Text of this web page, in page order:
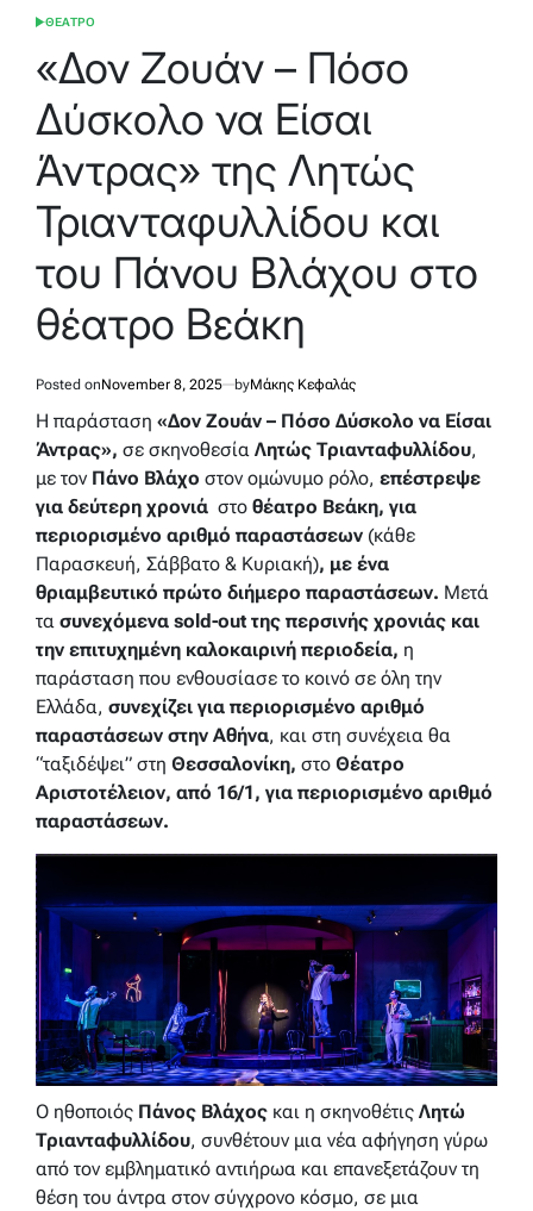
POSTED
ΘΕΑΤΡΟ
«Δον Ζουάν – Πόσο
Δύσκολο να Είσαι
Άντρας» της Λητώς
Τριανταφυλλίδου και
του Πάνου Βλάχου στο
θέατρο Βεάκη
Posted onNovember 8, 2025 byΜάκης Κεφαλάς
Η παράσταση «Δον Ζουάν – Πόσο Δύσκολο να Είσαι
Άντρας», σε σκηνοθεσία Λητώς Τριανταφυλλίδου,
με τον Πάνο Βλάχο στον ομώνυμο ρόλο, επέστρεψε
για δεύτερη χρονιά στο θέατρο Βεάκη, για
περιορισμένο αριθμό παραστάσεων (κάθε
Παρασκευή, Σάββατο & Κυριακή), με ένα
θριαμβευτικό πρώτο διήμερο παραστάσεων. Μετά
τα συνεχόμενα sold-out της περσινής χρονιάς και
την επιτυχημένη καλοκαιρινή περιοδεία, η
παράσταση που ενθουσίασε το κοινό σε όλη την
Ελλάδα, συνεχίζει για περιορισμένο αριθμό
παραστάσεων στην Αθήνα, και στη συνέχεια θα
“ταξιδέψει” στη Θεσσαλονίκη, στο Θέατρο
Αριστοτέλειον, από 16/1, για περιορισμένο αριθμό
παραστάσεων.
Ο ηθοποιός Πάνος Βλάχος και η σκηνοθέτις Λητώ
Τριανταφυλλίδου, συνθέτουν μια νέα αφήγηση γύρω
από τον εμβληματικό αντιήρωα και επανεξετάζουν τη
θέση του άντρα στον σύγχρονο κόσμο, σε μια